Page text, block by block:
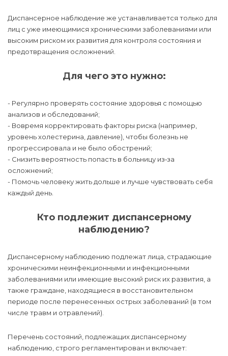
Диспансерное наблюдение же устанавливается только для
лиц с уже имеющимися хроническими заболеваниями или
высоким риском их развития для контроля состояния и
предотвращения осложнений.
Для чего это нужно:
- Регулярно проверять состояние здоровья с помощью
анализов и обследований;
- Вовремя корректировать факторы риска (например,
уровень холестерина, давление), чтобы болезнь не
прогрессировала и не было обострений;
- Снизить вероятность попасть в больницу из‑за
осложнений;
- Помочь человеку жить дольше и лучше чувствовать себя
каждый день.
Кто подлежит диспансерному
наблюдению?
Диспансерному наблюдению подлежат лица, страдающие
хроническими неинфекционными и инфекционными
заболеваниями или имеющие высокий риск их развития, а
также граждане, находящиеся в восстановительном
периоде после перенесенных острых заболеваний (в том
числе травм и отравлений).
Перечень состояний, подлежащих диспансерному
наблюдению, строго регламентирован и включает: